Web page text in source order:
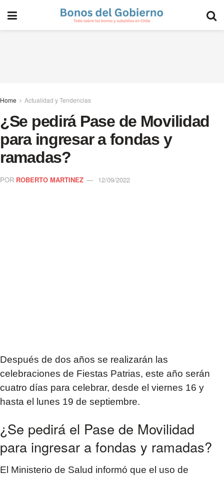
Home Actualidad y Tendencias
¿Se pedirá Pase de Movilidad
para ingresar a fondas y
ramadas?
POR ROBERTO MARTINEZ 12/09/2022
Después de dos años se realizarán las
celebraciones de Fiestas Patrias, este año serán
cuatro días para celebrar, desde el viernes 16 y
hasta el lunes 19 de septiembre.
¿Se pedirá el Pase de Movilidad
para ingresar a fondas y ramadas?
El Ministerio de Salud informó que el uso de